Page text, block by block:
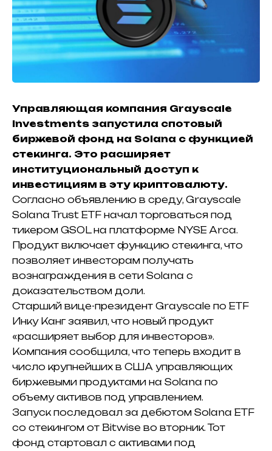
Управляющая компания Grayscale
Investments запустила спотовый
биржевой фонд на Solana с функцией
стекинга. Это расширяет
институциональный доступ к
инвестициям в эту криптовалюту.
Согласно объявлению в среду, Grayscale
Solana Trust ETF начал торговаться под
тикером GSOL на платформе NYSE Arca.
Продукт включает функцию стекинга, что
позволяет инвесторам получать
вознаграждения в сети Solana с
доказательством доли.
Старший вице-президент Grayscale по ETF
Инку Канг заявил, что новый продукт
«расширяет выбор для инвесторов».
Компания сообщила, что теперь входит в
число крупнейших в США управляющих
биржевыми продуктами на Solana по
объему активов под управлением.
Запуск последовал за дебютом Solana ETF
со стекингом от Bitwise во вторник. Тот
фонд стартовал с активами под